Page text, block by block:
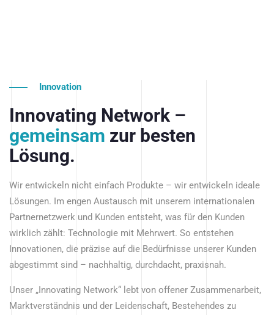
Innovation
Innovating Network –
gemeinsam zur besten
Lösung.
Wir entwickeln nicht einfach Produkte – wir entwickeln ideale
Lösungen. Im engen Austausch mit unserem internationalen
Partnernetzwerk und Kunden entsteht, was für den Kunden
wirklich zählt: Technologie mit Mehrwert. So entstehen
Innovationen, die präzise auf die Bedürfnisse unserer Kunden
abgestimmt sind – nachhaltig, durchdacht, praxisnah.
Unser „Innovating Network“ lebt von offener Zusammenarbeit,
Marktverständnis und der Leidenschaft, Bestehendes zu